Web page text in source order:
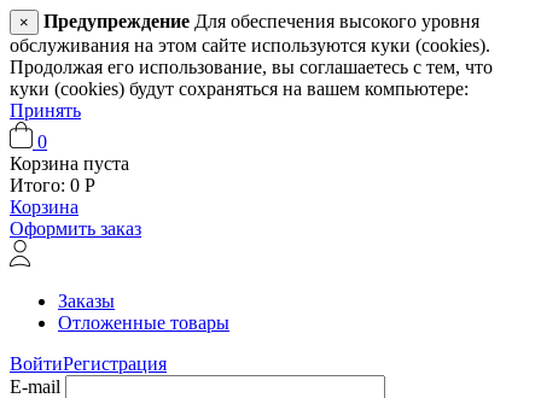
× Предупреждение Для обеспечения высокого уровня
обслуживания на этом сайте используются куки (cookies).
Продолжая его использование, вы соглашаетесь с тем, что
куки (cookies) будут сохраняться на вашем компьютере:
Принять
0
Корзина пуста
Итого: 0 Р
Корзина
Оформить заказ
Заказы
Отложенные товары
ВойтиРегистрация
E-mail